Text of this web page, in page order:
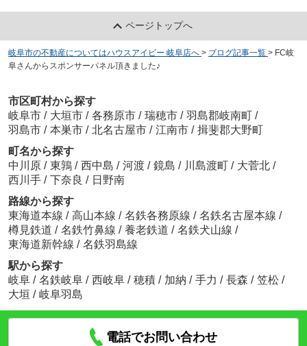
ページトップへ
岐阜市の不動産についてはハウスアイビー 岐阜店へ > ブログ記事一覧 > FC岐
阜さんからスポンサーパネル頂きました♪
市区町村から探す
岐阜市 / 大垣市 / 各務原市 / 瑞穂市 / 羽島郡岐南町 /
羽島市 / 本巣市 / 北名古屋市 / 江南市 / 揖斐郡大野町
町名から探す
中川原 / 東鶉 / 西中島 / 河渡 / 鏡島 / 川島渡町 / 大菅北 /
西川手 / 下奈良 / 日野南
路線から探す
東海道本線 / 高山本線 / 名鉄各務原線 / 名鉄名古屋本線 /
樽見鉄道 / 名鉄竹鼻線 / 養老鉄道 / 名鉄犬山線 /
東海道新幹線 / 名鉄羽島線
駅から探す
岐阜 / 名鉄岐阜 / 西岐阜 / 穂積 / 加納 / 手力 / 長森 / 笠松 /
大垣 / 岐阜羽島
電話でお問い合わせ